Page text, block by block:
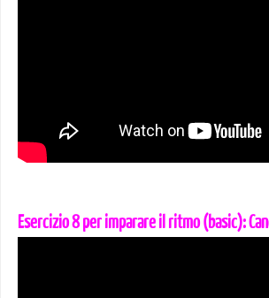
Esercizio 8 per imparare il ritmo (basic):